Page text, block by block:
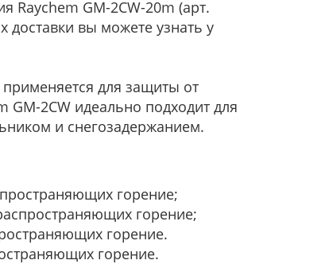
Raychem GM-2CW-20m (арт.
доставки вы можете узнать у
для защиты от
GM-2CW идеально подходит для
и снегозадержанием.
горение;
горение;
горение.
горение.